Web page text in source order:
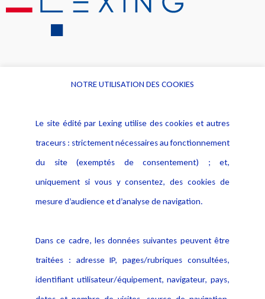
Alerte professionnelle
Déclaration d'accessibilité
Notice Légale
Politique de protection des
données
Publications
NOTRE UTILISATION DES COOKIES
Le site édité par Lexing utilise des cookies et autres
traceurs : strictement nécessaires au fonctionnement
du site (exemptés de consentement) ; et,
uniquement si vous y consentez, des cookies de
mesure d’audience et d’analyse de navigation.
Dans ce cadre, les données suivantes peuvent être
traitées : adresse IP, pages/rubriques consultées,
identifiant utilisateur/équipement, navigateur, pays,